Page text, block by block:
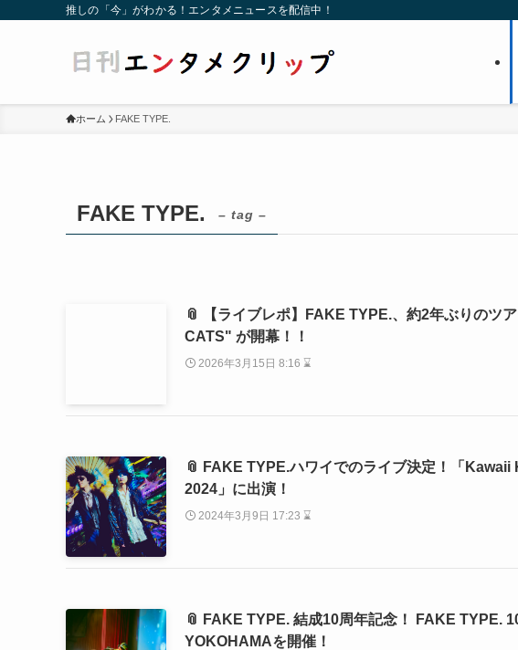
推しの「今」がわかる！エンタメニュースを配信中！
ホーム FAKE TYPE.
FAKE TYPE. – tag –
📎 【ライブレポ】FAKE TYPE.、約2年ぶりのツ
CATS" が開幕！！
2026年3月15日 8:16 ⌛
📎 FAKE TYPE.ハワイでのライブ決定！「Kawaii
2024」に出演！
2024年3月9日 17:23 ⌛
📎 FAKE TYPE. 結成10周年記念！ FAKE
YOKOHAMAを開催！